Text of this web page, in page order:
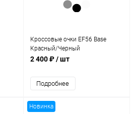
Кроссовые очки EF56 Base
Красный/Черный
2 400 ₽/ шт
Подробнее
Новинка